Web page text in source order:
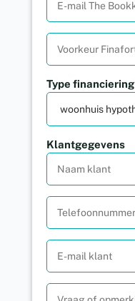
Type financiering
Klantgegevens